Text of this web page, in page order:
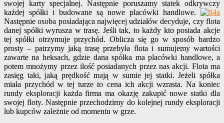
swojej karty specjalnej. Następnie poruszamy statek odkrywczy
każdej spółki i budowane są nowe placówki handlowe.
Następnie osoba posiadająca najwięcej udziałów decyduje, czy flota
danej spółki wyrusza w trasę. Jeśli tak, to każdy kto posiada akcje
tej spółki otrzymuje przychód. Oblicza się go w sposób bardzo
prosty – patrzymy jaką trasę przebyła flota i sumujemy wartości
zawarte na heksach, gdzie dana spółka ma placówki handlowe, a
potem mnożymy przez ilość posiadanych przez nas akcji. Flota ma
zasięg taki, jaką prędkość mają w sumie jej statki. Jeżeli spółka
miała przychód w tej turze to cena ich akcji wzrasta. Na koniec
rundy eksploracji każda firma ma okazję zakupić nowe statki dla
swojej floty. Następnie przechodzimy do kolejnej rundy eksploracji
lub kupców zależnie od momentu w grze.